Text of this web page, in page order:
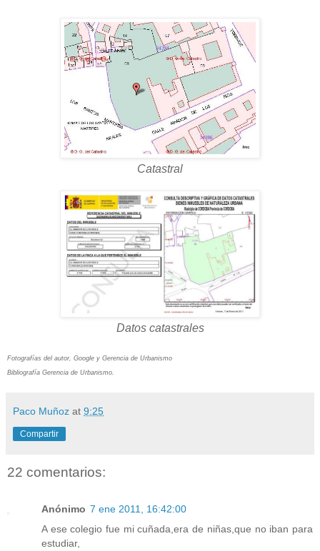
Catastral
Datos catastrales
Fotografías del autor, Google y Gerencia de Urbanismo
Bibliografía Gerencia de Urbanismo.
Paco Muñoz at 9:25
Compartir
22 comentarios:
Anónimo 7 ene 2011, 16:42:00
A ese colegio fue mi cuñada,era de niñas,que no iban para
estudiar,